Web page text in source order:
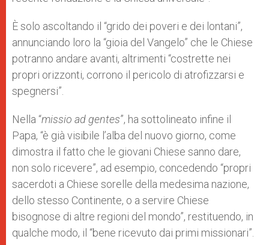
È solo ascoltando il “grido dei poveri e dei lontani”,
annunciando loro la “gioia del Vangelo” che le Chiese
potranno andare avanti, altrimenti “costrette nei
propri orizzonti, corrono il pericolo di atrofizzarsi e
spegnersi”.
Nella “missio ad gentes”, ha sottolineato infine il
Papa, “è già visibile l’alba del nuovo giorno, come
dimostra il fatto che le giovani Chiese sanno dare,
non solo ricevere”, ad esempio, concedendo “propri
sacerdoti a Chiese sorelle della medesima nazione,
dello stesso Continente, o a servire Chiese
bisognose di altre regioni del mondo”, restituendo, in
qualche modo, il “bene ricevuto dai primi missionari”.